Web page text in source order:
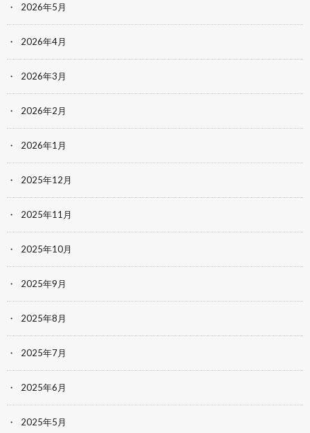
2026年5月
2026年4月
2026年3月
2026年2月
2026年1月
2025年12月
2025年11月
2025年10月
2025年9月
2025年8月
2025年7月
2025年6月
2025年5月